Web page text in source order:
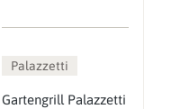
Palazzetti
Gartengrill Palazzetti